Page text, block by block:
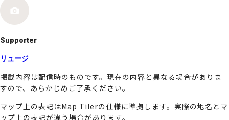
Supporter
リュージ
掲載内容は配信時のものです。現在の内容と異なる場合がありま
すので、あらかじめご了承ください。
マップ上の表記はMap Tilerの仕様に準拠します。実際の地名とマ
ップ上の表記が違う場合があります。